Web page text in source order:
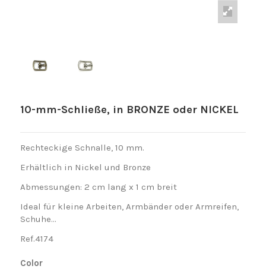
10-mm-Schließe, in BRONZE oder NICKEL
Rechteckige Schnalle, 10 mm.
Erhältlich in Nickel und Bronze
Abmessungen: 2 cm lang x 1 cm breit
Ideal für kleine Arbeiten, Armbänder oder Armreifen,
Schuhe...
Ref.4174
Color